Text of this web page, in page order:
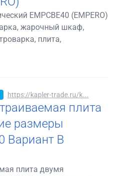
EMPCBE40 (EMPERO)
жарочный шкаф,
плита,
https://kapler-trade.ru/k...
плита
размеры
Вариант B
плита двумя